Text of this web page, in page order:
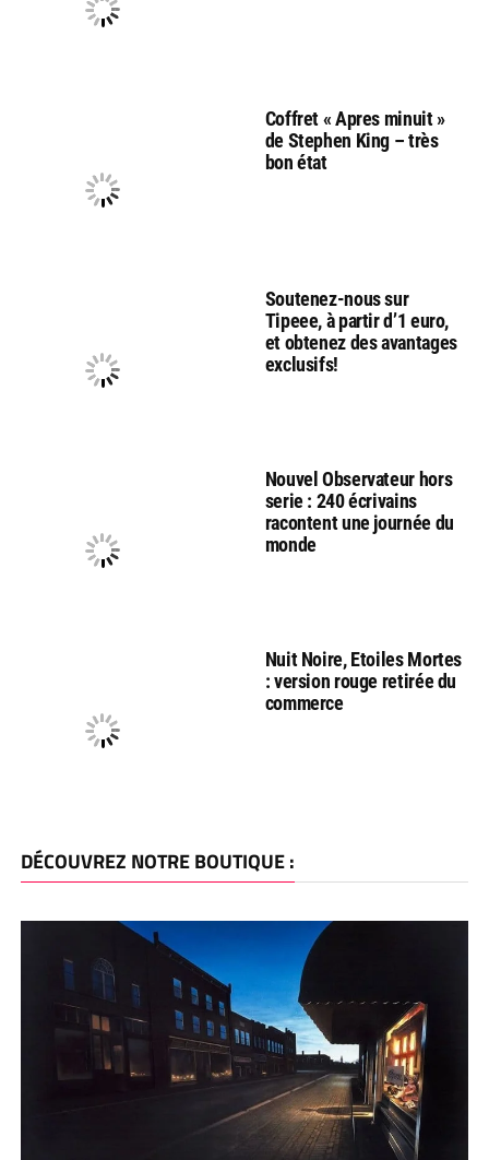
Coffret « Apres minuit »
de Stephen King – très
bon état
Soutenez-nous sur
Tipeee, à partir d’1 euro,
et obtenez des avantages
exclusifs!
Nouvel Observateur hors
serie : 240 écrivains
racontent une journée du
monde
Nuit Noire, Etoiles Mortes
: version rouge retirée du
commerce
DÉCOUVREZ NOTRE BOUTIQUE :